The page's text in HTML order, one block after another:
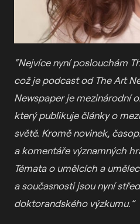
“Nejvíce nyní poslouchám
což je podcast od The Art
Newspaper je mezinárodní
který publikuje články o
světě. Kromě novinek,
a komentáře významných
Témata o umělcích a
a současnosti jsou nyní
doktorandského výzkumu.”